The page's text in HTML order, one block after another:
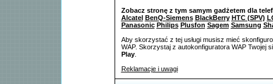
Zobacz stronę z tym samym gadżetem dla
Alcatel BenQ-Siemens BlackBerry HTC (SPV)
Panasonic Philips Plusfon Sagem Samsung
Aby skorzystać z tej usługi musisz mieć
WAP. Skorzystaj z autokonfiguratora WAP Twojej
Play.
Reklamacje i uwagi